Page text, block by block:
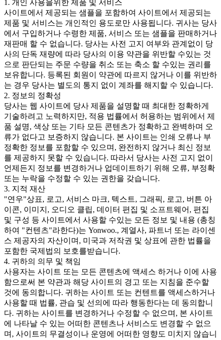
1. 개인 사용을위한 제품 및 서비스
사이트에서 제공되는 샘플을 포함하여 사이트에서 제공되는
제품 및 서비스는 개인적인 용도로만 사용됩니다. 귀사는 당사
에서 구입하거나 수령한 제품, 서비스 또는 샘플을 판매하거나
재판매 할 수 없습니다. 당사는 사전 고지 여부와 관계없이 당
사의 단독 재량에 따라 당사의 이용 약관을 위반할 수있는 것
으로 판단되는 주문 수량을 취소 또는 축소 할 수있는 권리를
보유합니다. 등록된 회원이 약관에 따르지 않거나 이를 위반하
는 경우 당사는 별도의 통지 없이 계좌를 해지할 수 있습니다.
2. 정보의 정확성
당사는 웹 사이트에 당사 제품을 설명할 때 최대한 정확하게
기술하려고 노력하지만, 적용 법률에서 허용하는 범위에서 제
품 설명, 색상 또는 기타 모든 콘텐츠가 정확하고 완벽하며 오
류가 없다고 보증하지 않습니다. 본 사이트는 인쇄 오류나 부
정확한 정보를 포함할 수 있으며, 완전하지 않거나 최신 정보
를 제공하지 못할 수 있습니다. 따라서 당사는 사전 고지 없이
언제든지 정보를 변경하거나 업데이트하기 위해 오류, 부정확
또는 누락을 수정할 수 있는 권한을 갖습니다.
3. 지적 재산
"연우"상표, 로고, 서비스 마크, 텍스트, 그래픽, 로고, 버튼 아
이콘, 이미지, 오디오 클립, 데이터 편집 및 소프트웨어, 편집
및 구성 등 사이트에서 사용할 수있는 모든 정보 및 내용 (총칭
하여 "컨텐츠"라한다)는 Yonwoo., 계열사, 파트너 또는 라이센
스 제공자의 자산이며, 미국과 저작권 및 상표에 관한 법률을
포함한 국제법의 보호를받습니다.
4. 귀하의 의무 및 책임
사용자는 사이트 또는 모든 콘텐츠에 액세스 하거나 이에 사용
함으로써 본 약관과 해당 사이트의 경고 또는 지침을 준수할
것에 동의합니다. 귀하는 사이트 또는 컨텐트를 액세스하거나
사용할 때 법률, 관습 및 선의에 따라 행동한다는 데 동의합니
다. 귀하는 사이트를 변경하거나 수정할 수 없으며, 본 사이트
에 나타날 수 있는 어떠한 콘텐츠나 서비스도 변경할 수 없으
며, 사이트의 무결성이나 운영에 어떠한 영향도 미치지 않습니